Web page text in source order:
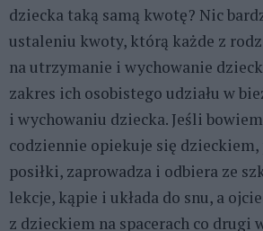
dziecka taką samą kwotę? Nic
ustaleniu kwoty, którą każde z
na utrzymanie i wychowanie
zakres ich osobistego udziału w
i wychowaniu dziecka. Jeśli
codziennie opiekuje się dzieckiem,
posiłki, zaprowadza i odbiera ze
lekcje, kąpie i układa do snu, a
z dzieckiem na spacerach co drugi